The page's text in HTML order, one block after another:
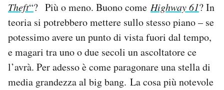
Theft“? Più o meno. Buono come Highway 61? In
teoria si potrebbero mettere sullo stesso piano – se
potessimo avere un punto di vista fuori dal tempo,
e magari tra uno o due secoli un ascoltatore ce
l’avrà. Per adesso è come paragonare una stella di
media grandezza al big bang. La cosa più notevole